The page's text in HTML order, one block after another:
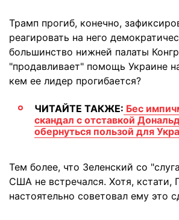
Трамп прогиб, конечно,
реагировать на него
большинство нижней палаты
"продавливает" помощь Украине
кем ее лидер прогибается?
ЧИТАЙТЕ ТАКЖЕ: Бес
скандал с отставкой
обернуться пользой для
Тем более, что Зеленский со
США не встречался. Хотя, кстати,
настоятельно советовал ему это